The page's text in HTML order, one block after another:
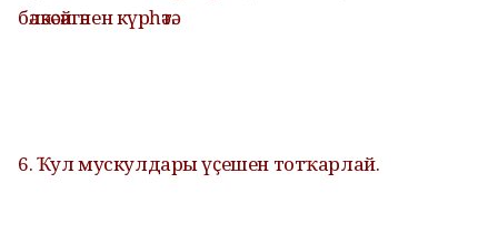
бәләкәсәйгәнен күрһәтә.
6. Ҡул мускулдары үҫешен тотҡарлай.